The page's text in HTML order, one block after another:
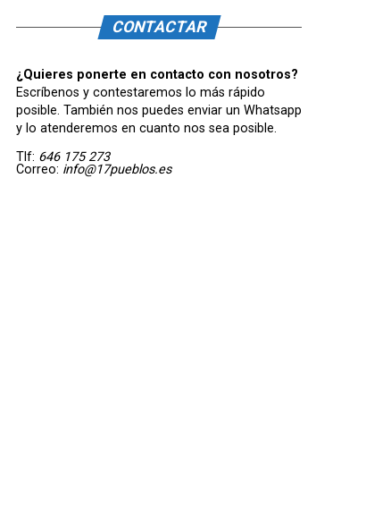
CONTACTAR
¿Quieres ponerte en contacto con nosotros?
Escríbenos y contestaremos lo más rápido
posible. También nos puedes enviar un Whatsapp
y lo atenderemos en cuanto nos sea posible.
Tlf: 646 175 273
Correo: info@17pueblos.es